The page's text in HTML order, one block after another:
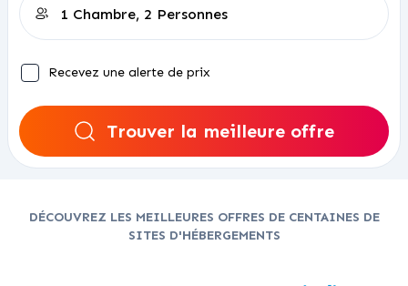
Recevez une alerte de prix
Trouver la meilleure offre
DÉCOUVREZ LES MEILLEURES OFFRES DE CENTAINES DE
SITES D'HÉBERGEMENTS